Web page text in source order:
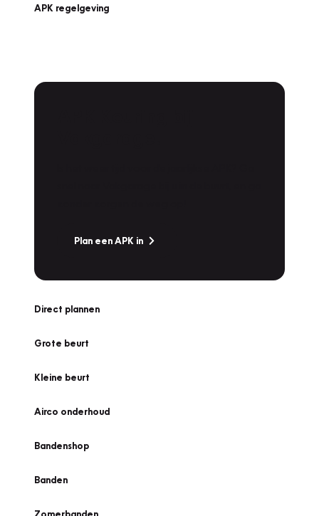
APK regelgeving
Plan een APK in
Direct plannen
Grote beurt
Kleine beurt
Airco onderhoud
Bandenshop
Banden